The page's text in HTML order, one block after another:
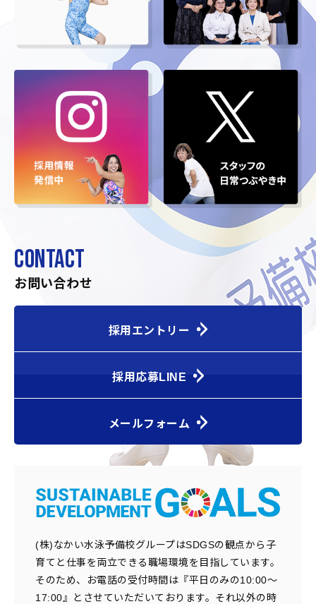
CONTACT
お問い合わせ
採用エントリー
採用応募LINE
メールフォーム
(株)なかい水泳予備校グループはSDGSの観点から子
育てと仕事を両立できる職場環境を目指しています。
そのため、お電話の受付時間は『平日のみの10:00～
17:00』とさせていただいております。それ以外の時